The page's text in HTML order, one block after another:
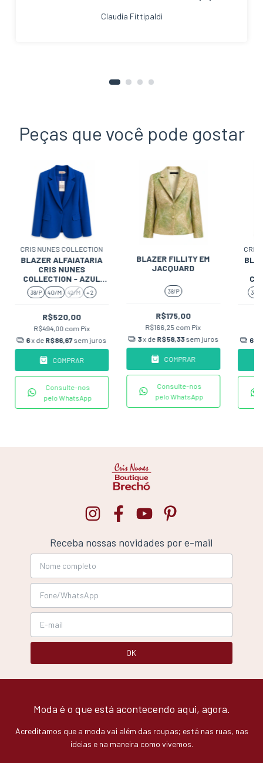
Claudia Fittipaldi
Peças que você pode gostar
CRIS NUNES COLLECTION
BLAZER ALFAIATARIA
CRIS NUNES
COLLECTION - AZUL
COBALTO
38/P 40/M 42/M + 2
R$520,00
R$494,00 com Pix
6x de R$86,67sem juros
COMPRAR
Consulte-nos
pelo WhatsApp
BLAZER FILLITY EM
JACQUARD
38/P
R$175,00
R$166,25 com Pix
3x de R$58,33sem juros
COMPRAR
Consulte-nos
pelo WhatsApp
CRIS
38/P
6
Receba nossas novidades por e-mail
Moda é o que está acontecendo aqui, agora.
Acreditamos que a moda vai além das roupas; está nas ruas, nas
ideias e na maneira como vivemos.